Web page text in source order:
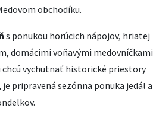
obchodíku.
s ponukou horúcich nápojov, hriatej
domácimi voňavými medovníčkami
chcú vychutnať historické priestory
pripravená sezónna ponuka jedál a